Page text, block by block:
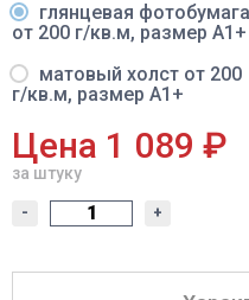
глянцевая фотобумага
от 200 г/кв.м, размер A1+
матовый холст от 200
г/кв.м, размер A1+
Цена 1 089 ₽
за штуку
- +